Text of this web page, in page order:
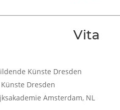
Vita
Künste Dresden
Dresden
Amsterdam, NL